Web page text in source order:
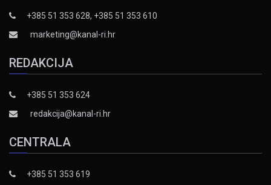
+385 51 353 628, +385 51 353 610
marketing@kanal-ri.hr
REDAKCIJA
+385 51 353 624
redakcija@kanal-ri.hr
CENTRALA
+385 51 353 619